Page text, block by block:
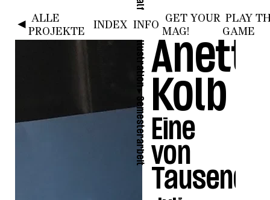
HOME SAMT 1 SAMT 2 SAMT 3 SAMT 4
◄ ALLE
PROJEKTE
INDEX INFO
GET YOUR
MAG!
PLAY
GAME
Illustration
Semesterarbeit
Anette
Kolb
Eine
von